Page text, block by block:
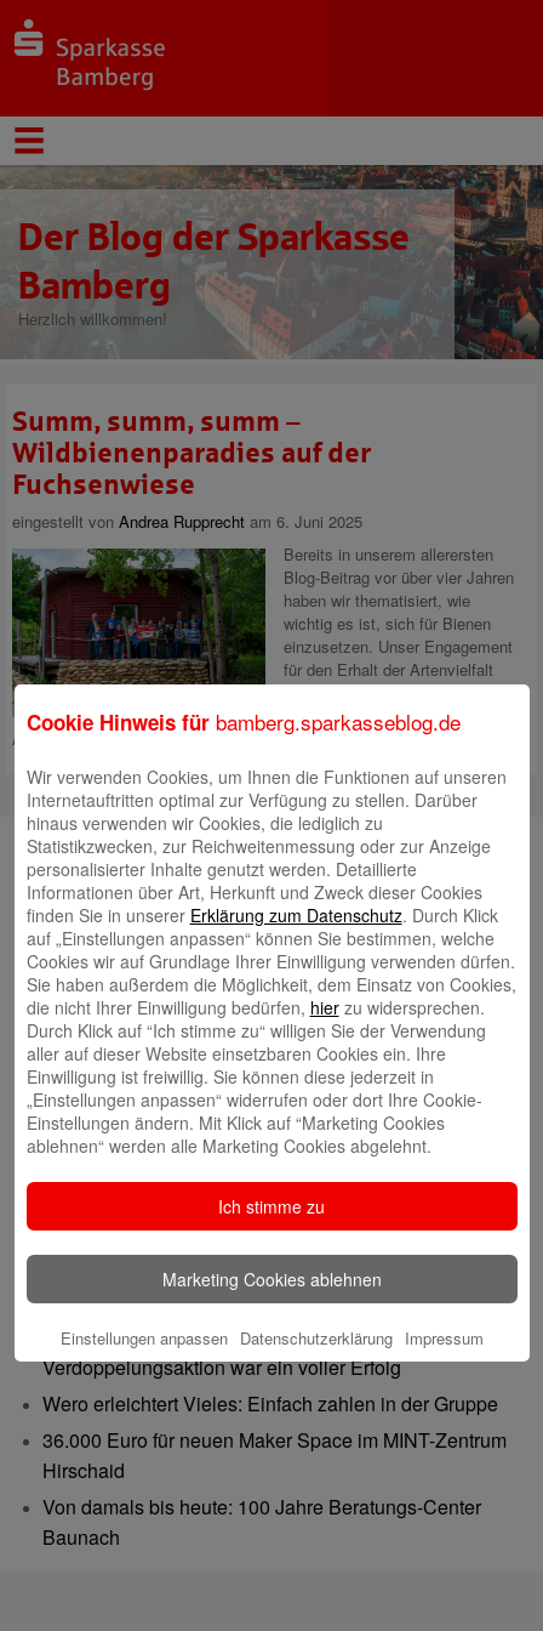
Der Blog der Sparkasse
Bamberg
Herzlich willkommen!
Summ, summ, summ –
Wildbienenparadies auf der
Fuchsenwiese
eingestellt von Andrea Rupprecht am 6. Juni 2025
Bereits in unserem allerersten
Blog-Beitrag vor über vier Jahren
haben wir thematisiert, wie
wichtig es ist, sich für Bienen
einzusetzen. Unser Engagement
für den Erhalt der Artenvielfalt
geht weiter: Mit einer Spende von
5.000 Euro fördern wir den
Aufbau eines Mehr lesen
Unsere Autorinnen und Autoren
Andrea Rupprecht
Jonas Simon
Neueste Beiträge
Gutes tun – Freude teilen
Gemeinsam 62.500 Euro bewegt: Spenden-
Verdoppelungsaktion war ein voller Erfolg
Wero erleichtert Vieles: Einfach zahlen in der Gruppe
36.000 Euro für neuen Maker Space im MINT-Zentrum
Hirschaid
Von damals bis heute: 100 Jahre Beratungs-Center
Baunach
Cookie Hinweis für bamberg.sparkasseblog.de
Wir verwenden Cookies, um Ihnen die Funktionen auf unseren
Internetauftritten optimal zur Verfügung zu stellen. Darüber
hinaus verwenden wir Cookies, die lediglich zu
Statistikzwecken, zur Reichweitenmessung oder zur Anzeige
personalisierter Inhalte genutzt werden. Detaillierte
Informationen über Art, Herkunft und Zweck dieser Cookies
finden Sie in unserer Erklärung zum Datenschutz. Durch Klick
auf „Einstellungen anpassen“ können Sie bestimmen, welche
Cookies wir auf Grundlage Ihrer Einwilligung verwenden dürfen.
Sie haben außerdem die Möglichkeit, dem Einsatz von Cookies,
die nicht Ihrer Einwilligung bedürfen, hierzu widersprechen.
Durch Klick auf “Ich stimme zu“ willigen Sie der Verwendung
aller auf dieser Website einsetzbaren Cookies ein. Ihre
Einwilligung ist freiwillig. Sie können diese jederzeit in
„Einstellungen anpassen“ widerrufen oder dort Ihre Cookie-
Einstellungen ändern. Mit Klick auf “Marketing Cookies
ablehnen“ werden alle Marketing Cookies abgelehnt.
Ich stimme zu
Marketing Cookies ablehnen
Einstellungen anpassen Datenschutzerklärung Impressum